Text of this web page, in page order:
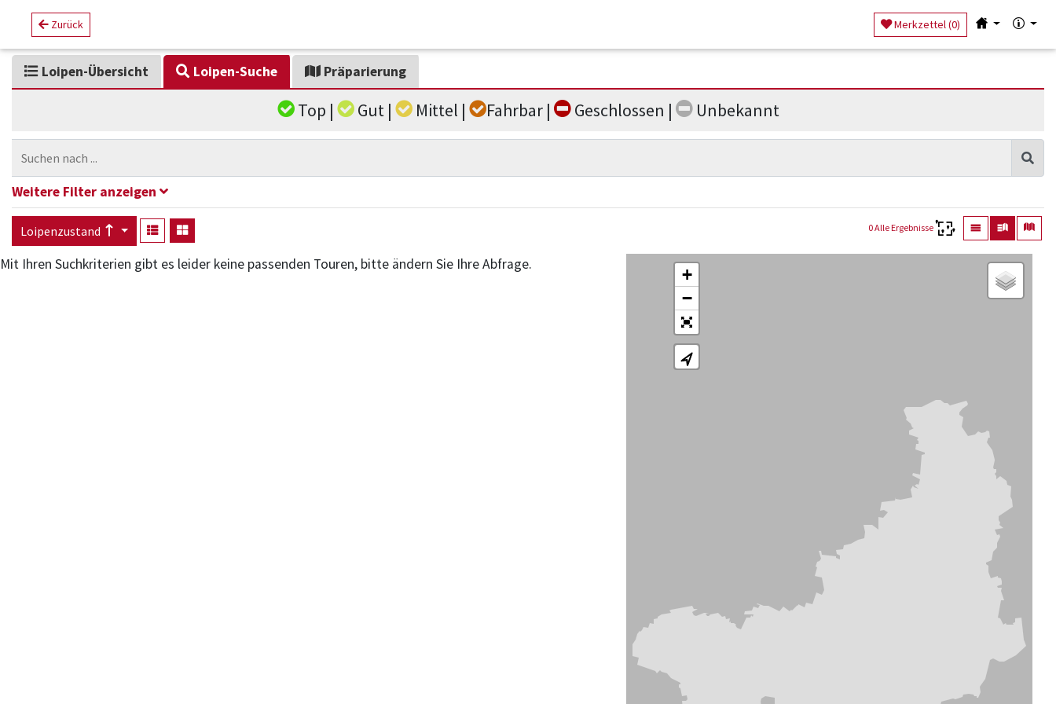
Zurück Merkzettel (0)
Loipen-Übersicht Loipen-Suche Präparierung
Top | Gut | Mittel | Fahrbar | Geschlossen | Unbekannt
Weitere Filter anzeigen
Loipenzustand 0 Alle Ergebnisse
Mit Ihren Suchkriterien gibt es leider keine passenden Touren, bitte ändern Sie Ihre Abfrage.
+
−